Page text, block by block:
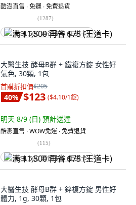
酷澎直售 ∙ 免運 ∙ 免費退貨
(1287)
满 $1,500 再省 $75 (王道卡)
大醫生技 酵母B群 + 鐵複方錠 女性好
氣色, 30顆, 1包
首購折扣價$205
40% $123 ($4.10/1錠)
明天 8/9 (日) 預計送達
酷澎直售 ∙ WOW免運 ∙ 免費退貨
(115)
满 $1,500 再省 $75 (王道卡)
大醫生技 酵母B群 + 鋅複方錠 男性好
體力, 1g, 30顆, 1包